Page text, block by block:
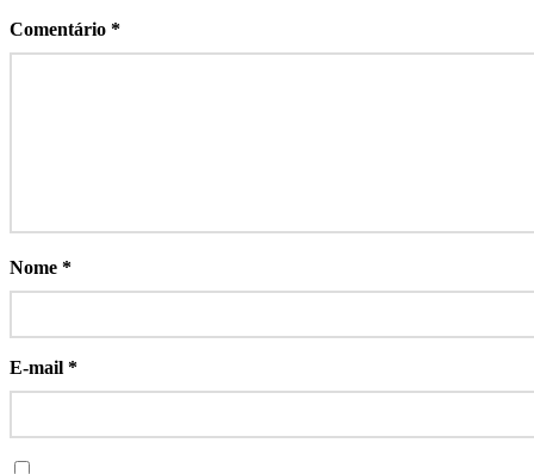
Comentário *
Nome *
E-mail *